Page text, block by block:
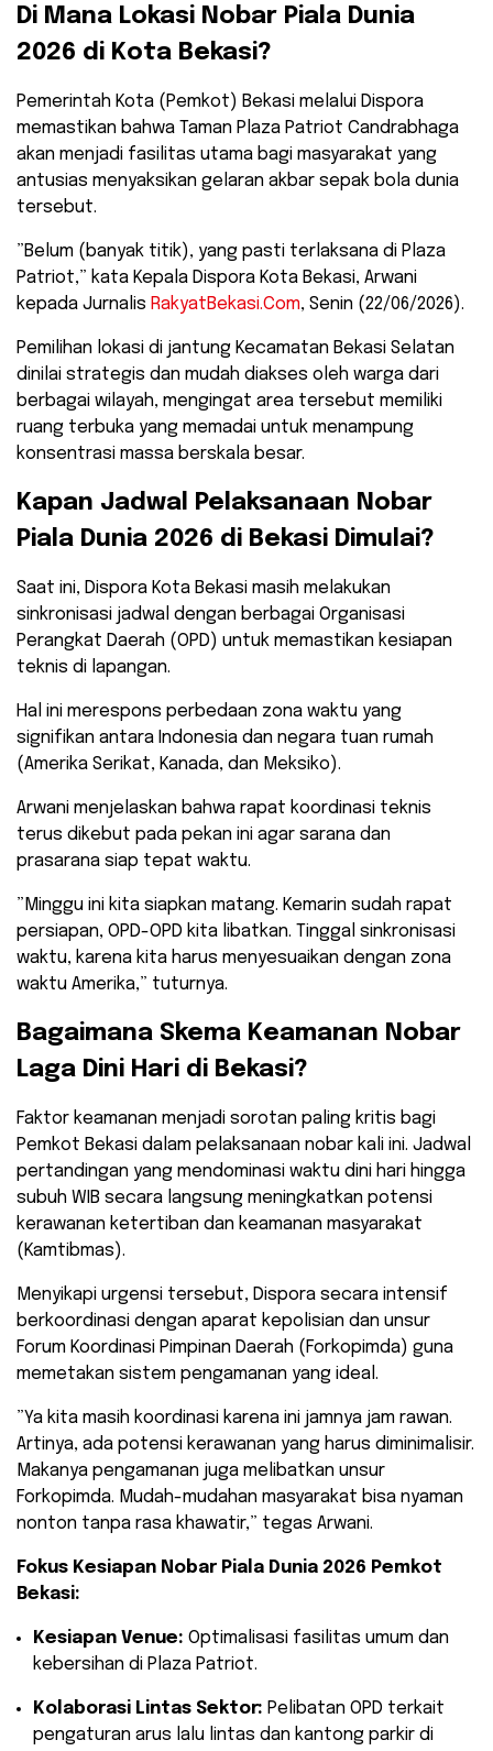
​Di Mana Lokasi Nobar Piala Dunia
2026 di Kota Bekasi?
​Pemerintah Kota (Pemkot) Bekasi melalui Dispora
memastikan bahwa Taman Plaza Patriot Candrabhaga
akan menjadi fasilitas utama bagi masyarakat yang
antusias menyaksikan gelaran akbar sepak bola dunia
tersebut.
​”Belum (banyak titik), yang pasti terlaksana di Plaza
Patriot,” kata Kepala Dispora Kota Bekasi, Arwani
kepada Jurnalis RakyatBekasi.Com, Senin (22/06/2026).
​Pemilihan lokasi di jantung Kecamatan Bekasi Selatan
dinilai strategis dan mudah diakses oleh warga dari
berbagai wilayah, mengingat area tersebut memiliki
ruang terbuka yang memadai untuk menampung
konsentrasi massa berskala besar.
​Kapan Jadwal Pelaksanaan Nobar
Piala Dunia 2026 di Bekasi Dimulai?
​Saat ini, Dispora Kota Bekasi masih melakukan
sinkronisasi jadwal dengan berbagai Organisasi
Perangkat Daerah (OPD) untuk memastikan kesiapan
teknis di lapangan.
Hal ini merespons perbedaan zona waktu yang
signifikan antara Indonesia dan negara tuan rumah
(Amerika Serikat, Kanada, dan Meksiko).
​Arwani menjelaskan bahwa rapat koordinasi teknis
terus dikebut pada pekan ini agar sarana dan
prasarana siap tepat waktu.
​”Minggu ini kita siapkan matang. Kemarin sudah rapat
persiapan, OPD-OPD kita libatkan. Tinggal sinkronisasi
waktu, karena kita harus menyesuaikan dengan zona
waktu Amerika,” tuturnya.
​Bagaimana Skema Keamanan Nobar
Laga Dini Hari di Bekasi?
​Faktor keamanan menjadi sorotan paling kritis bagi
Pemkot Bekasi dalam pelaksanaan nobar kali ini. Jadwal
pertandingan yang mendominasi waktu dini hari hingga
subuh WIB secara langsung meningkatkan potensi
kerawanan ketertiban dan keamanan masyarakat
(Kamtibmas).
​Menyikapi urgensi tersebut, Dispora secara intensif
berkoordinasi dengan aparat kepolisian dan unsur
Forum Koordinasi Pimpinan Daerah (Forkopimda) guna
memetakan sistem pengamanan yang ideal.
​”Ya kita masih koordinasi karena ini jamnya jam rawan.
Artinya, ada potensi kerawanan yang harus diminimalisir.
Makanya pengamanan juga melibatkan unsur
Forkopimda. Mudah-mudahan masyarakat bisa nyaman
nonton tanpa rasa khawatir,” tegas Arwani.
Fokus Kesiapan Nobar Piala Dunia 2026 Pemkot
Bekasi:
Kesiapan Venue: Optimalisasi fasilitas umum dan
kebersihan di Plaza Patriot.
Kolaborasi Lintas Sektor: Pelibatan OPD terkait
pengaturan arus lalu lintas dan kantong parkir di